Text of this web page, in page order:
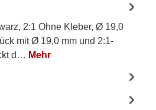
2:1 Ohne Kleber, Ø 19,0
mit Ø 19,0 mm und 2:1-
d… Mehr